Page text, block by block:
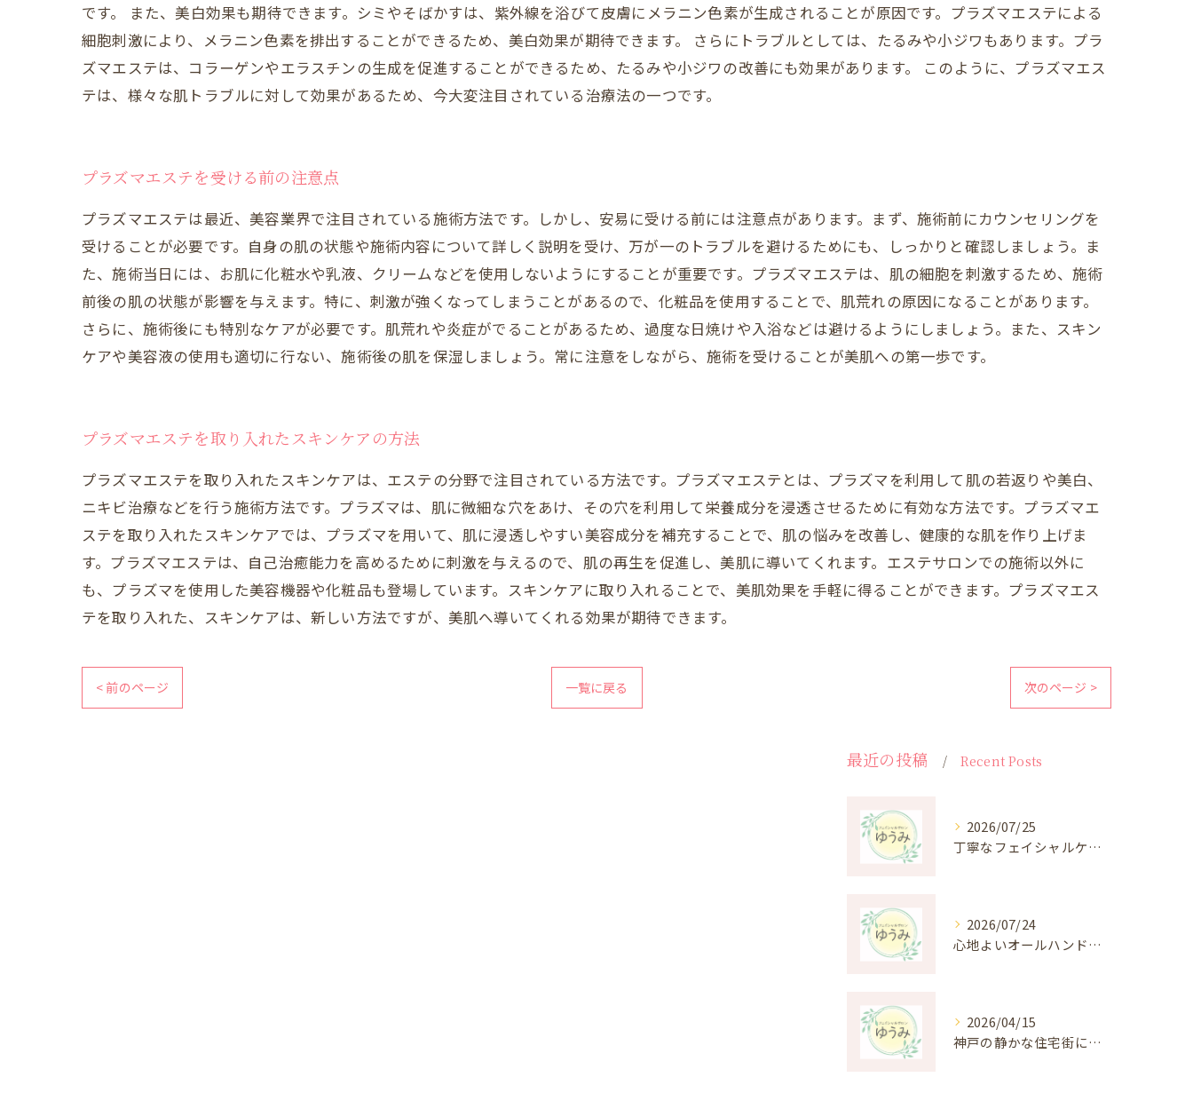
です。 また、美白効果も期待できます。シミやそばかすは、紫外線を浴びて皮膚にメラニン色素が生成されることが原因です。プラズマエステによる
細胞刺激により、メラニン色素を排出することができるため、美白効果が期待できます。 さらにトラブルとしては、たるみや小ジワもあります。プラ
ズマエステは、コラーゲンやエラスチンの生成を促進することができるため、たるみや小ジワの改善にも効果があります。 このように、プラズマエス
テは、様々な肌トラブルに対して効果があるため、今大変注目されている治療法の一つです。
プラズマエステを受ける前の注意点
プラズマエステは最近、美容業界で注目されている施術方法です。しかし、安易に受ける前には注意点があります。まず、施術前にカウンセリングを
受けることが必要です。自身の肌の状態や施術内容について詳しく説明を受け、万が一のトラブルを避けるためにも、しっかりと確認しましょう。ま
た、施術当日には、お肌に化粧水や乳液、クリームなどを使用しないようにすることが重要です。プラズマエステは、肌の細胞を刺激するため、施術
前後の肌の状態が影響を与えます。特に、刺激が強くなってしまうことがあるので、化粧品を使用することで、肌荒れの原因になることがあります。
さらに、施術後にも特別なケアが必要です。肌荒れや炎症がでることがあるため、過度な日焼けや入浴などは避けるようにしましょう。また、スキン
ケアや美容液の使用も適切に行ない、施術後の肌を保湿しましょう。常に注意をしながら、施術を受けることが美肌への第一歩です。
プラズマエステを取り入れたスキンケアの方法
プラズマエステを取り入れたスキンケアは、エステの分野で注目されている方法です。プラズマエステとは、プラズマを利用して肌の若返りや美白、
ニキビ治療などを行う施術方法です。プラズマは、肌に微細な穴をあけ、その穴を利用して栄養成分を浸透させるために有効な方法です。プラズマエ
ステを取り入れたスキンケアでは、プラズマを用いて、肌に浸透しやすい美容成分を補充することで、肌の悩みを改善し、健康的な肌を作り上げま
す。プラズマエステは、自己治癒能力を高めるために刺激を与えるので、肌の再生を促進し、美肌に導いてくれます。エステサロンでの施術以外に
も、プラズマを使用した美容機器や化粧品も登場しています。スキンケアに取り入れることで、美肌効果を手軽に得ることができます。プラズマエス
テを取り入れた、スキンケアは、新しい方法ですが、美肌へ導いてくれる効果が期待できます。
< 前のページ 一覧に戻る 次のページ >
最近の投稿 Recent Posts
2026/07/25
丁寧なフェイシャルケアがもたらす肌悩み改善の秘密
2026/07/24
心地よいオールハンド施術の癒しと効果を深掘り
2026/04/15
神戸の静かな住宅街にある癒しのプライベートエステ体験